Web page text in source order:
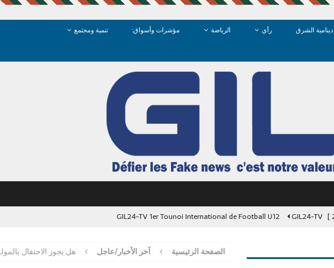
دينامية الشرق رأي الرياضة مؤشرات وأسواق:
تنمية ومجتمع
GIL24-TV 1er Tounoi International de Football U12
GIL24-TV
مدخل السمارة.. عندما تبحث “وجدة” عن أناقتها في مرايا الضمير آخر الأخبار/عاجل
الصفحة الرئيسية آخر الأخبار/عاجل هل يجوز الاحتفال